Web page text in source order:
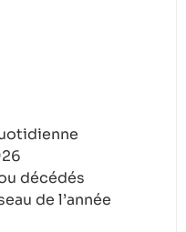
décédés
de l’année